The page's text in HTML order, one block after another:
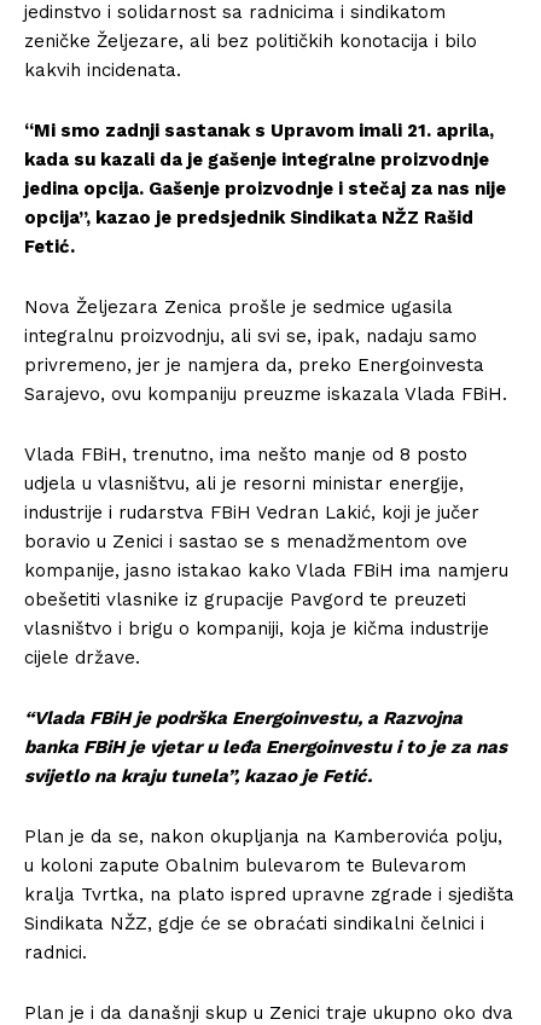
jedinstvo i solidarnost sa radnicima i sindikatom
zeničke Željezare, ali bez političkih konotacija i bilo
kakvih incidenata.
“Mi smo zadnji sastanak s Upravom imali 21. aprila,
kada su kazali da je gašenje integralne proizvodnje
jedina opcija. Gašenje proizvodnje i stečaj za nas nije
opcija”, kazao je predsjednik Sindikata NŽZ Rašid
Fetić.
Nova Željezara Zenica prošle je sedmice ugasila
integralnu proizvodnju, ali svi se, ipak, nadaju samo
privremeno, jer je namjera da, preko Energoinvesta
Sarajevo, ovu kompaniju preuzme iskazala Vlada FBiH.
Vlada FBiH, trenutno, ima nešto manje od 8 posto
udjela u vlasništvu, ali je resorni ministar energije,
industrije i rudarstva FBiH Vedran Lakić, koji je jučer
boravio u Zenici i sastao se s menadžmentom ove
kompanije, jasno istakao kako Vlada FBiH ima namjeru
obešetiti vlasnike iz grupacije Pavgord te preuzeti
vlasništvo i brigu o kompaniji, koja je kičma industrije
cijele države.
“Vlada FBiH je podrška Energoinvestu, a Razvojna
banka FBiH je vjetar u leđa Energoinvestu i to je za nas
svijetlo na kraju tunela”, kazao je Fetić.
Plan je da se, nakon okupljanja na Kamberovića polju,
u koloni zapute Obalnim bulevarom te Bulevarom
kralja Tvrtka, na plato ispred upravne zgrade i sjedišta
Sindikata NŽZ, gdje će se obraćati sindikalni čelnici i
radnici.
Plan je i da današnji skup u Zenici traje ukupno oko dva